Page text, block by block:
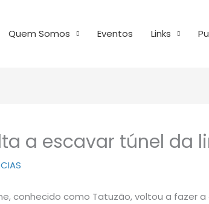
Quem Somos Eventos Links
a escavar túnel da
conhecido como Tatuzão, voltou a fazer